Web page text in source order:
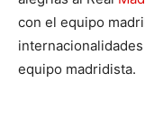
con el equipo
equipo madridista.